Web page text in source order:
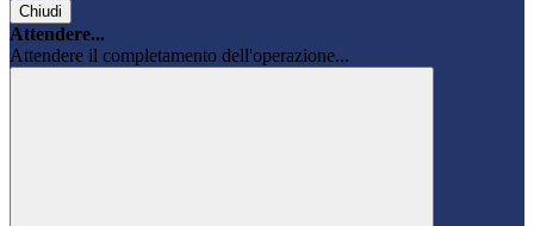
Chiudi
Attendere...
Attendere il completamento dell'operazione...